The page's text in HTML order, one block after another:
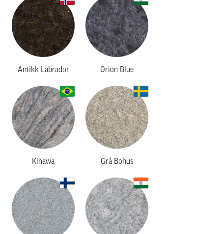
Antikk Labrador Orion Blue
Kinawa Grå Bohus